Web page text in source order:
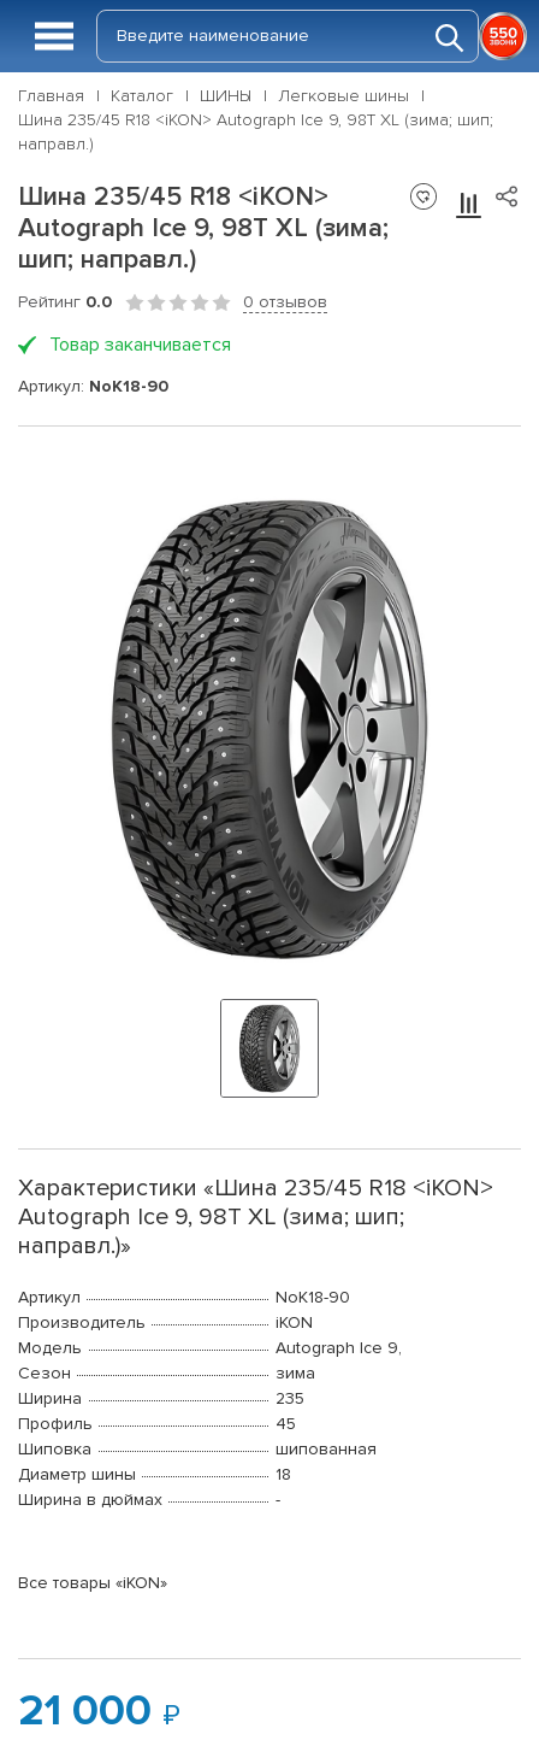
Главная Каталог ШИНЫ
Легковые шины
Шина 235/45 R18 <iKON> Autograph Ice 9, 98T XL (зима; шип;
направл.)
Шина 235/45 R18 <iKON>
Autograph Ice 9, 98T XL (зима;
шип; направл.)
Рейтинг 0.0 0 отзывов
Товар заканчивается
Артикул: NoK18-90
Характеристики «Шина 235/45 R18 <iKON>
Autograph Ice 9, 98T XL (зима; шип;
направл.)»
Артикул
NoK18-90
Производитель
iKON
Модель
Autograph Ice 9,
Сезон
зима
Ширина
235
Профиль
45
Шиповка
шипованная
Диаметр шины
18
Ширина в дюймах
-
Все товары «iKON»
21 000